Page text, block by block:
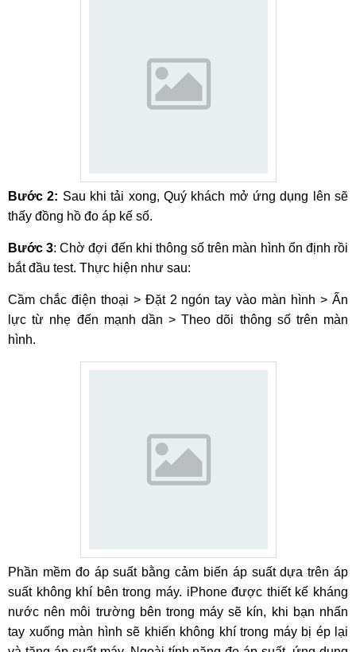
Bước 2: Sau khi tải xong, Quý khách mở ứng dụng lên sẽ
thấy đồng hồ đo áp kế số.
Bước 3: Chờ đợi đến khi thông số trên màn hình ổn định rồi
bắt đầu test. Thực hiện như sau:
Cầm chắc điện thoại > Đặt 2 ngón tay vào màn hình > Ấn
lực từ nhẹ đến mạnh dần > Theo dõi thông số trên màn
hình.
Phần mềm đo áp suất bằng cảm biến áp suất dựa trên áp
suất không khí bên trong máy. iPhone được thiết kế kháng
nước nên môi trường bên trong máy sẽ kín, khi bạn nhấn
tay xuống màn hình sẽ khiến không khí trong máy bị ép lại